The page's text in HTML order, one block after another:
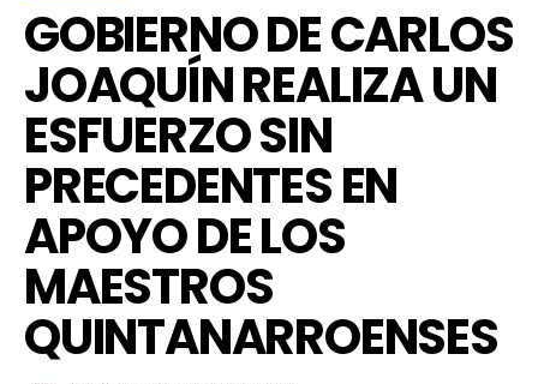
GOBIERNO DE CARLOS
JOAQUÍN REALIZA UN
ESFUERZO SIN
PRECEDENTES EN
APOYO DE LOS
MAESTROS
QUINTANARROENSES